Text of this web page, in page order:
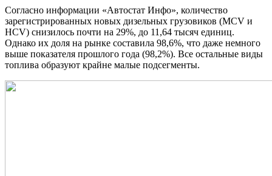
Согласно информации «Автостат Инфо», количество
зарегистрированных новых дизельных грузовиков (MCV и
HCV) снизилось почти на 29%, до 11,64 тысяч единиц.
Однако их доля на рынке составила 98,6%, что даже немного
выше показателя прошлого года (98,2%). Все остальные виды
топлива образуют крайне малые подсегменты.